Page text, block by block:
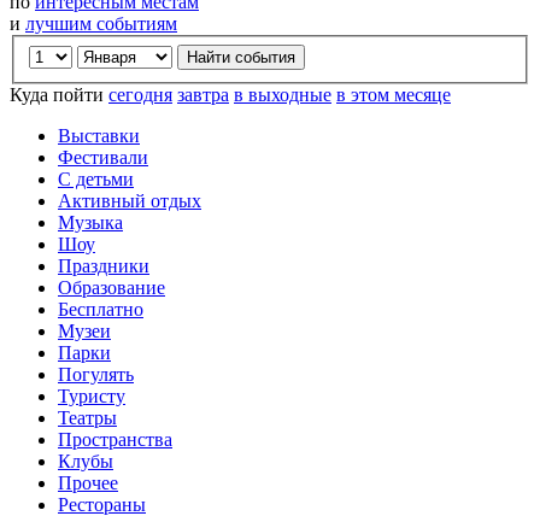
и лучшим событиям
Куда пойти сегодня завтра в выходные в этом месяце
Выставки
Фестивали
С детьми
Активный отдых
Музыка
Шоу
Праздники
Образование
Бесплатно
Музеи
Парки
Погулять
Туристу
Театры
Пространства
Клубы
Прочее
Рестораны